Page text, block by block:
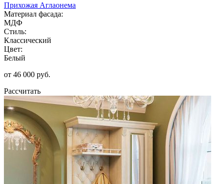
Прихожая Аглаонема
Материал фасада:
МДФ
Стиль:
Классический
Цвет:
Белый
от 46 000 руб.
Рассчитать